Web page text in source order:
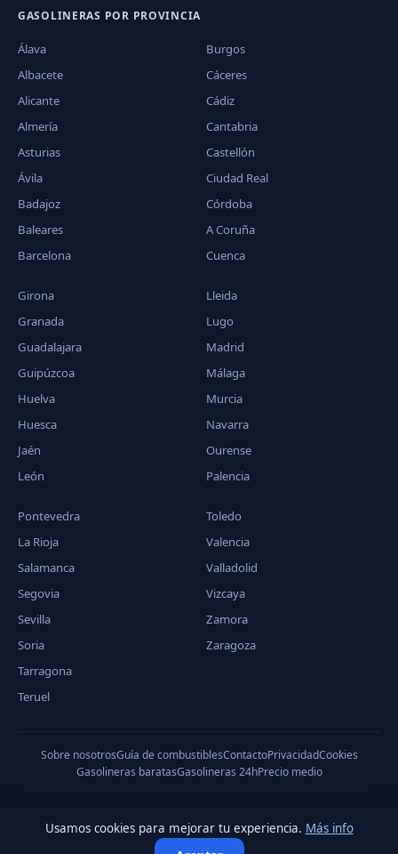
GASOLINERAS POR PROVINCIA
Álava
Albacete
Alicante
Almería
Asturias
Ávila
Badajoz
Baleares
Barcelona
Burgos
Cáceres
Cádiz
Cantabria
Castellón
Ciudad Real
Córdoba
A Coruña
Cuenca
Girona
Granada
Guadalajara
Guipúzcoa
Huelva
Huesca
Jaén
León
Lleida
Lugo
Madrid
Málaga
Murcia
Navarra
Ourense
Palencia
Pontevedra
La Rioja
Salamanca
Segovia
Sevilla
Soria
Tarragona
Teruel
Toledo
Valencia
Valladolid
Vizcaya
Zamora
Zaragoza
Sobre nosotrosGuía de combustiblesContactoPrivacidadCookies
Gasolineras baratasGasolineras 24hPrecio medio
© 2026 PreciodeGasolina.es — Datos del Ministerio de Industria,
Usamos cookies para mejorar tu experiencia. Más info